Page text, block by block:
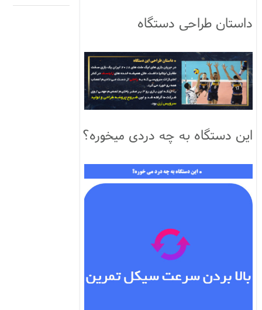
داستان طراحی دستگاه
این دستگاه به چه دردی میخوره؟